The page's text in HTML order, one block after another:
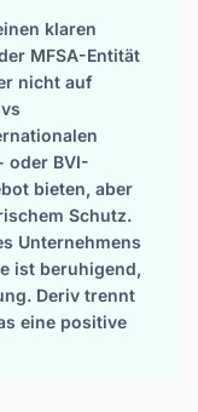
klaren
MFSA-Entität
nicht auf
oder BVI-
bieten, aber
Schutz.
Unternehmens
ist beruhigend,
Deriv trennt
eine positive